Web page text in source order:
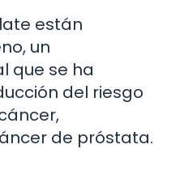
están
un
que se ha
del riesgo
de próstata.